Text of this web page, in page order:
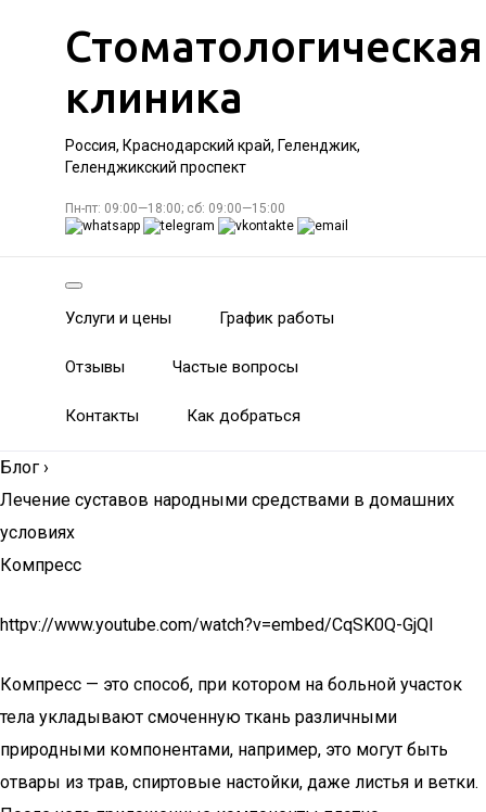
Стоматологическая
клиника
Россия, Краснодарский край, Геленджик,
Геленджикский проспект
Пн-пт: 09:00—18:00; сб: 09:00—15:00
Услуги и цены График работы
Отзывы Частые вопросы
Контакты Как добраться
Блог ›
Лечение суставов народными средствами в домашних
условиях
Компресс
httpv://www.youtube.com/watch?v=embed/CqSK0Q-GjQI
Компресс — это способ, при котором на больной участок
тела укладывают смоченную ткань различными
природными компонентами, например, это могут быть
отвары из трав, спиртовые настойки, даже листья и ветки.